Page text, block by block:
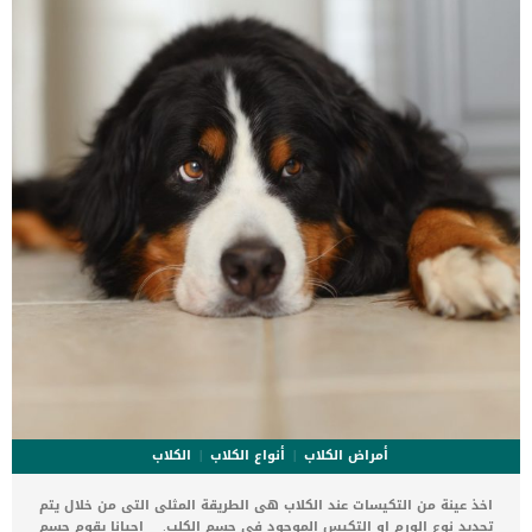
التي يصل حجمها إلى حبة الأرز، تبقى موضوعة تحت جلد قطتك. أبق معك
صورة حديثة لقطك، شرط […]
أمراض الكلاب أنواع الكلاب
الكلاب
اخذ عينة من التكيسات عند الكلاب هى الطريقة المثلى التى من خلال يتم
تحديد نوع الورم او التكيس الموجود فى جسم الكلب. احيانا يقوم جسم